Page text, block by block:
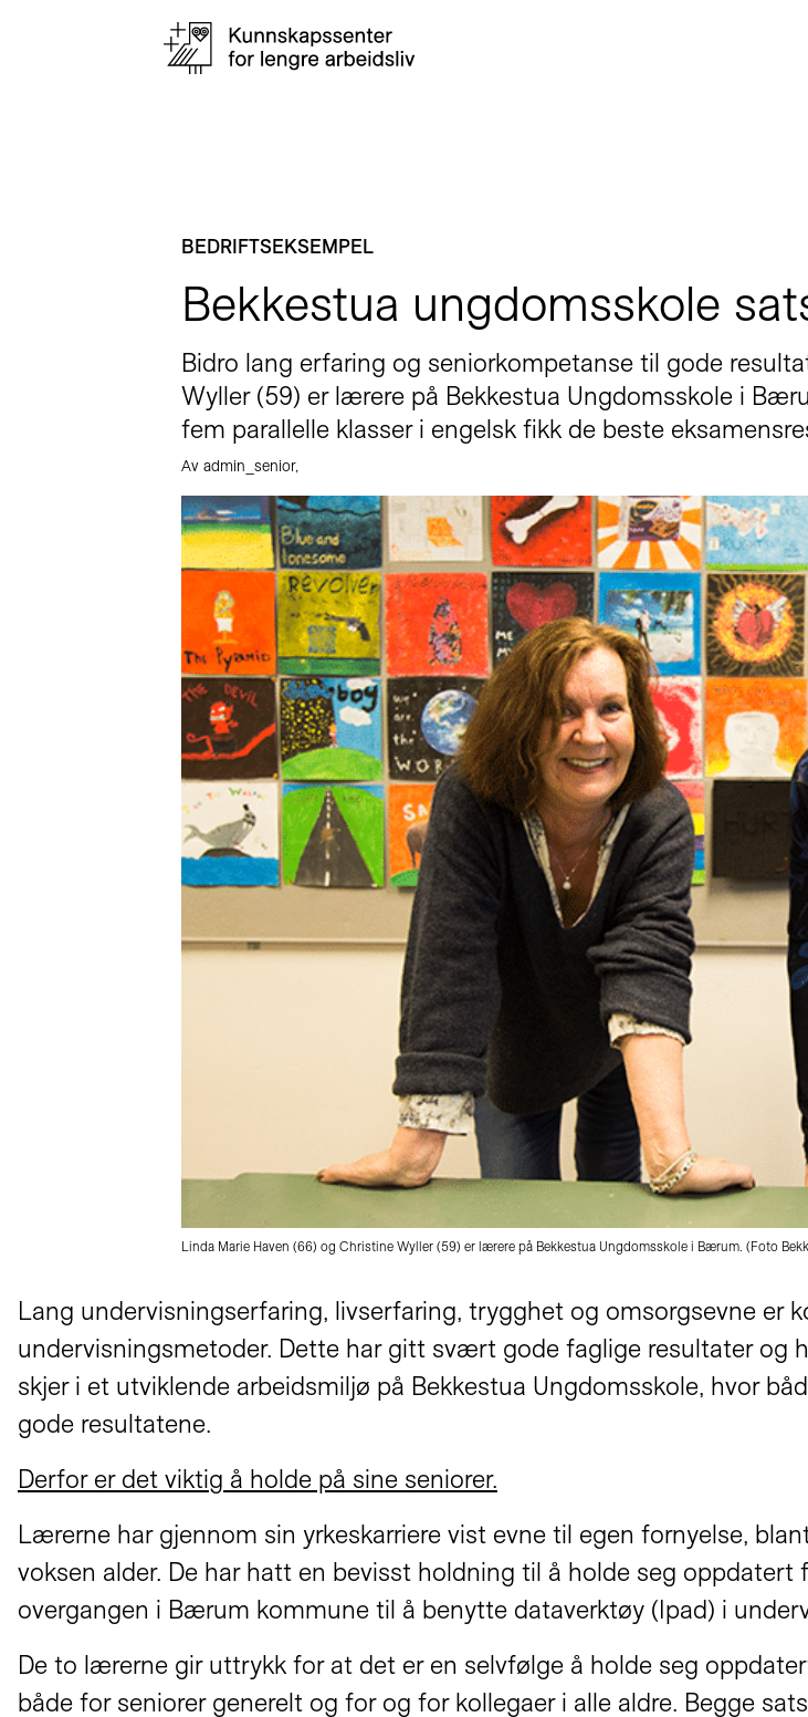
BEDRIFTSEKSEMPEL
Bekkestua ungdomsskole
Bidro lang erfaring og seniorkompetanse til gode
Wyller (59) er lærere på Bekkestua Ungdomsskole i
fem parallelle klasser i engelsk fikk de beste
Av admin_senior,
Linda Marie Haven (66) og Christine Wyller (59) er lærere på Bekkestua Ungdomsskole i Bærum. (Foto
Lang undervisningserfaring, livserfaring, trygghet og omsorgsevne er
undervisningsmetoder. Dette har gitt svært gode faglige resultater og
skjer i et utviklende arbeidsmiljø på Bekkestua Ungdomsskole, hvor
gode resultatene.
Derfor er det viktig å holde på sine seniorer.
Lærerne har gjennom sin yrkeskarriere vist evne til egen fornyelse,
voksen alder. De har hatt en bevisst holdning til å holde seg
overgangen i Bærum kommune til å benytte dataverktøy (Ipad) i
De to lærerne gir uttrykk for at det er en selvfølge å holde seg
både for seniorer generelt og for og for kollegaer i alle aldre. Begge